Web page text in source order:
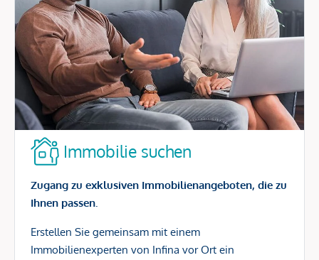
Immobilie suchen
Zugang zu exklusiven Immobilienangeboten, die zu
Ihnen passen.
Erstellen Sie gemeinsam mit einem
Immobilienexperten von Infina vor Ort ein